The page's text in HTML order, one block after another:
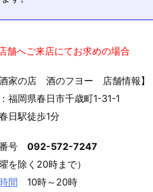
舗へご来店にてお求めの場合
酒家の店 酒のフヨー 店舗情報】
福岡県春日市千歳町1-31-1
日駅徒歩1分
号 092-572-7247
曜を除く20時まで）
間 10時～20時